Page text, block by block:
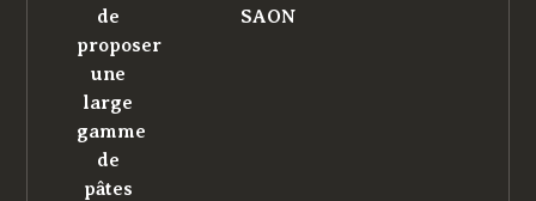
de
proposer
une
large
gamme
de
pâtes
SAON